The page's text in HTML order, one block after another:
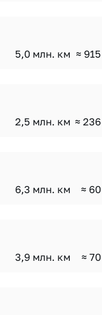
5,0 млн. км ≈
2,5 млн. км ≈
6,3 млн. км ≈
3,9 млн. км ≈